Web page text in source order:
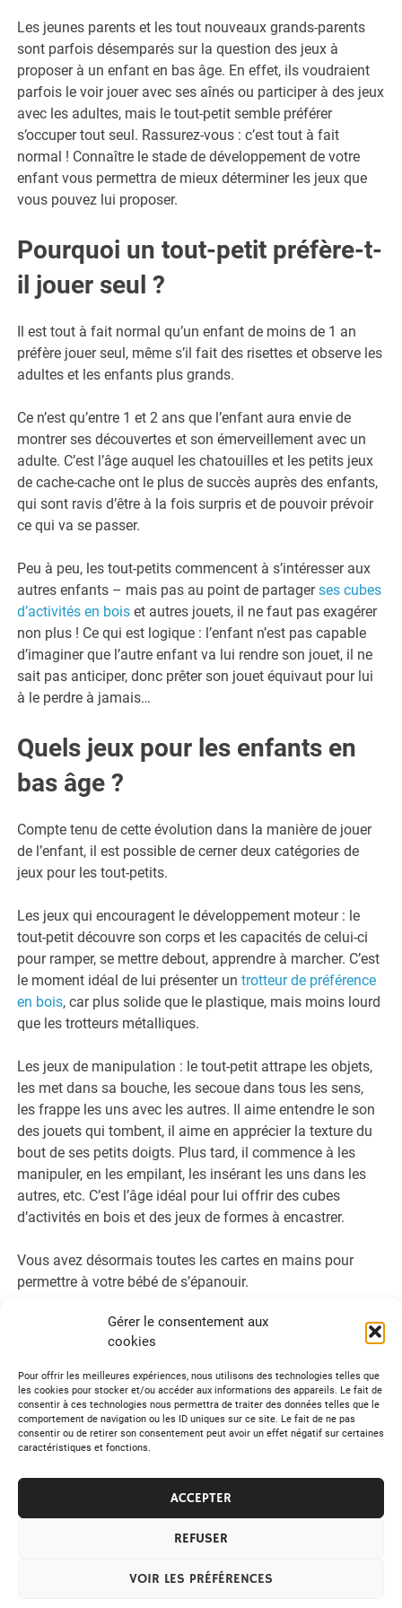
Gérer le consentement aux
cookies
Pour offrir les meilleures expériences, nous utilisons des technologies telles que
les cookies pour stocker et/ou accéder aux informations des appareils. Le fait de
consentir à ces technologies nous permettra de traiter des données telles que le
comportement de navigation ou les ID uniques sur ce site. Le fait de ne pas
consentir ou de retirer son consentement peut avoir un effet négatif sur certaines
caractéristiques et fonctions.
ACCEPTER
REFUSER
VOIR LES PRÉFÉRENCES
Les jeunes parents et les tout nouveaux grands-parents
sont parfois désemparés sur la question des jeux à
proposer à un enfant en bas âge. En effet, ils voudraient
parfois le voir jouer avec ses aînés ou participer à des jeux
avec les adultes, mais le tout-petit semble préférer
s’occuper tout seul. Rassurez-vous : c’est tout à fait
normal ! Connaître le stade de développement de votre
enfant vous permettra de mieux déterminer les jeux que
vous pouvez lui proposer.
Pourquoi un tout-petit préfère-t-
il jouer seul ?
Il est tout à fait normal qu’un enfant de moins de 1 an
préfère jouer seul, même s’il fait des risettes et observe les
adultes et les enfants plus grands.
Ce n’est qu’entre 1 et 2 ans que l’enfant aura envie de
montrer ses découvertes et son émerveillement avec un
adulte. C’est l’âge auquel les chatouilles et les petits jeux
de cache-cache ont le plus de succès auprès des enfants,
qui sont ravis d’être à la fois surpris et de pouvoir prévoir
ce qui va se passer.
Peu à peu, les tout-petits commencent à s’intéresser aux
autres enfants – mais pas au point de partagerses cubes
d’activités en bois et autres jouets, il ne faut pas exagérer
non plus ! Ce qui est logique : l’enfant n’est pas capable
d’imaginer que l’autre enfant va lui rendre son jouet, il ne
sait pas anticiper, donc prêter son jouet équivaut pour lui
à le perdre à jamais…
Quels jeux pour les enfants en
bas âge ?
Compte tenu de cette évolution dans la manière de jouer
de l’enfant, il est possible de cerner deux catégories de
jeux pour les tout-petits.
Les jeux qui encouragent le développement moteur : le
tout-petit découvre son corps et les capacités de celui-ci
pour ramper, se mettre debout, apprendre à marcher. C’est
le moment idéal de lui présenter untrotteur de préférence
en bois, car plus solide que le plastique, mais moins lourd
que les trotteurs métalliques.
Les jeux de manipulation : le tout-petit attrape les objets,
les met dans sa bouche, les secoue dans tous les sens,
les frappe les uns avec les autres. Il aime entendre le son
des jouets qui tombent, il aime en apprécier la texture du
bout de ses petits doigts. Plus tard, il commence à les
manipuler, en les empilant, les insérant les uns dans les
autres, etc. C’est l’âge idéal pour lui offrir des cubes
d’activités en bois et des jeux de formes à encastrer.
Vous avez désormais toutes les cartes en mains pour
permettre à votre bébé de s’épanouir.
Tweetez Partagez Épingle
Maman
Navigation
de
« Recette de la poitrine de porc au miel et au citron
Idées d’activités originales pour un anniversaire »
© 2026 RM Journal